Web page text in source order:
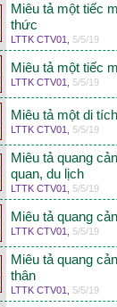
Miêu tả một tiếc
thức
LTTK CTV01 5/5/19
Miêu tả một tiếc
LTTK CTV01 5/5/19
Miêu tả một di
LTTK CTV01 5/5/19
Miêu tả quang
quan, du lịch
LTTK CTV01 5/5/19
Miêu tả quang
LTTK CTV01 5/5/19
Miêu tả quang
thân
LTTK CTV01 5/5/19